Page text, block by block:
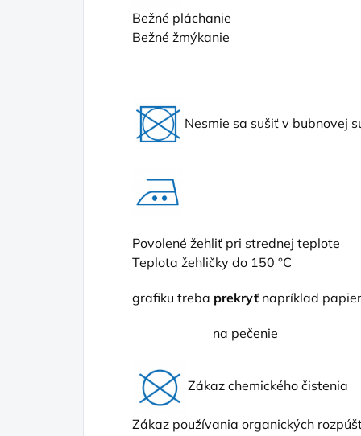
Bežné pláchanie
Bežné žmýkanie
Nesmie sa sušiť v bubnovej
Povolené žehliť pri strednej teplote
Teplota žehličky do 150 °C
grafiku treba prekryť napríklad
na pečenie
Zákaz chemického čistenia
Zákaz používania organických